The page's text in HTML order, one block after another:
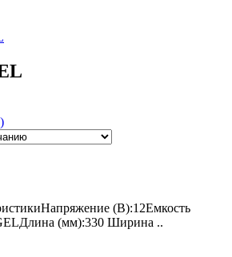
(В):12Емкость
(мм):330 Ширина ..